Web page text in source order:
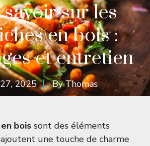
sur les
en bois :
et entretien
2025 ByThomas
bois sont des éléments
une touche de charme